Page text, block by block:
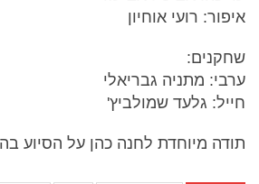
איפור: רועי אוחיון
שחקנים:
ערבי: מתניה גבריאלי
חייל: גלעד שמולביץ'
תודה מיוחדת לחנה כהן על הסיוע